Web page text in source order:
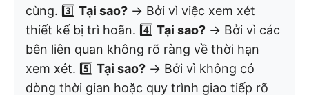
cùng. 3️⃣ Tại sao? → Bởi vì việc xem xét
thiết kế bị trì hoãn. 4️⃣ Tại sao? → Bởi vì các
bên liên quan không rõ ràng về thời hạn
xem xét. 5️⃣ Tại sao? → Bởi vì không có
dòng thời gian hoặc quy trình giao tiếp rõ